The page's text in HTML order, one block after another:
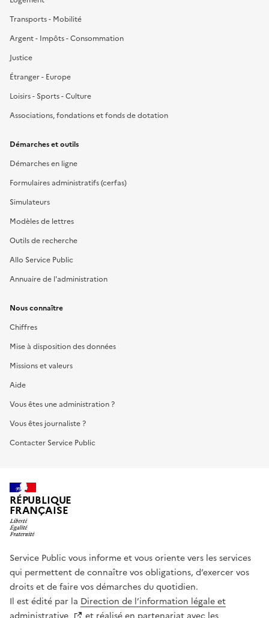
Transports - Mobilité
Argent - Impôts - Consommation
Justice
Étranger - Europe
Loisirs - Sports - Culture
Associations, fondations et fonds de dotation
Démarches et outils
Démarches en ligne
Formulaires administratifs (cerfas)
Simulateurs
Modèles de lettres
Outils de recherche
Allo Service Public
Annuaire de l'administration
Nous connaître
Chiffres
Mise à disposition des données
Missions et valeurs
Aide
Vous êtes une administration ?
Vous êtes journaliste ?
Contacter Service Public
RÉPUBLIQUE
FRANÇAISE
Service Public vous informe et vous oriente vers les services
qui permettent de connaître vos obligations, d’exercer vos
droits et de faire vos démarches du quotidien.
Il est édité par la Direction de l’information légale et